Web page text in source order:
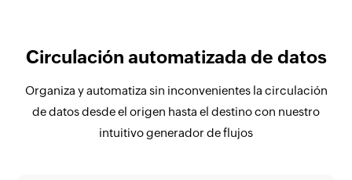
Circulación automatizada de datos
Organiza y automatiza sin inconvenientes la circulación
de datos desde el origen hasta el destino con nuestro
intuitivo generador de flujos